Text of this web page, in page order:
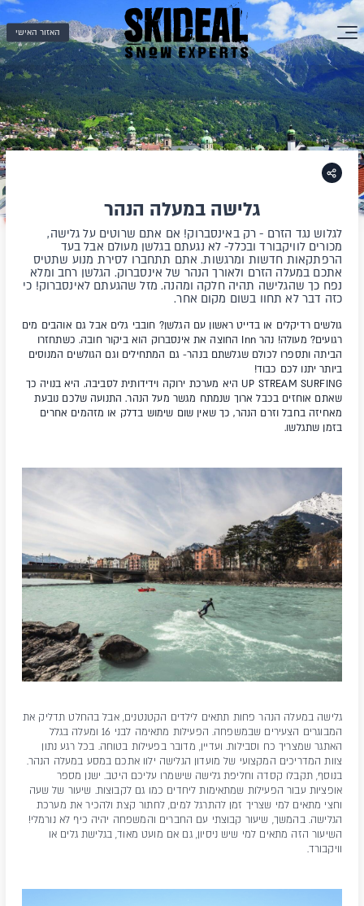
האזור האישי
גלישה במעלה הנהר
לגלוש נגד הזרם - רק באינסברוק! אם אתם שרוטים על גלישה,
מכורים לוויקבורד ובכלל- לא נגעתם בגלשן מעולם אבל בעד
הרפתקאות חדשות ומרגשות. אתם תתחברו לסירת מנוע שתטיס
אתכם במעלה הזרם ולאורך הנהר של אינסברוק. הגלשן רחב ומלא
נפח כך שהגלישה תהיה חלקה ומהנה. מזל שהגעתם לאינסברוק! כי
כזה דבר לא תחוו בשום מקום אחר.
גולשים רדיקלים או בדייט ראשון עם הגלשן? חובבי גלים אבל גם אוהבים מים
רגועים? מעולה! נהר Inn החוצה את אינסברוק הוא ביקור חובה. כשתחזרו
הביתה ותספרו לכולם שגלשתם בנהר- גם המתחילים וגם הגולשים המנוסים
ביותר יתנו לכם כבוד!
UP STREAM SURFING היא מערכת ירוקה וידידותית לסביבה. היא בנויה כך
שאתם אוחזים בכבל ארוך שנמתח מגשר מעל הנהר. התנועה שלכם נובעת
מאחיזה בחבל וזרם הנהר, כך שאין שום שימוש בדלק או מזהמים אחרים
בזמן שתגלשו.
גלישה במעלה הנהר פחות תתאים לילדים הקטנטנים, אבל בהחלט תדליק את
המבוגרים הצעירים שבמשפחה. הפעילות מתאימה לבני 16 ומעלה בגלל
האתגר שמצריך כח וסבילות. ועדיין, מדובר בפעילות בטוחה. בכל רגע נתון
צוות המדריכים המקצועי של מועדון הגלישה ילוו אתכם במסע במעלה הנהר.
בנוסף, תקבלו קסדה וחליפת גלישה שישמרו עליכם היטב. ישנן מספר
אופציות עבור הפעילות שמתאימות ליחדים כמו גם לקבוצות. שיעור של שעה
וחצי מתאים למי שצריך זמן להתרגל למים, לחתור קצת ולהכיר את מערכת
הגלישה. בהמשך, שיעור קבוצתי עם החברים והמשפחה יהיה כיף לא נורמלי!
השיעור הזה מתאים למי שיש ניסיון, גם אם מועט מאוד, בגלישת גלים או
וויקבורד.